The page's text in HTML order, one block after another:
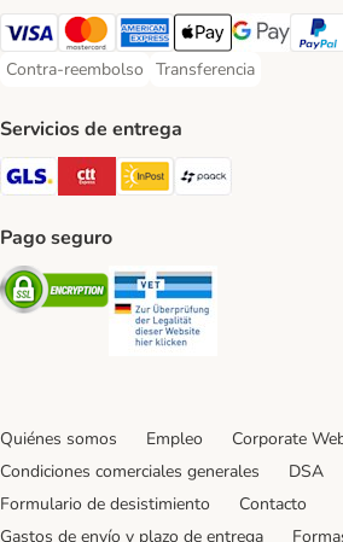
Visa Payment Method
Mastercard Payment Method
American Express Payment
Apple Pay Payment
Google Pay
Contra-reembolso
Contra-reembolso Payment Method
Transferencia
Transferencia Payment
Servicios de entrega
GLS Shipping Method
CTTExpress Shipping Method
InPost Shipping
paack
Pago seguro
Security
Quiénes somos Empleo Corporate
Condiciones comerciales generales
DSA
Formulario de desistimiento
Contacto
Gastos de envío y plazo de entrega